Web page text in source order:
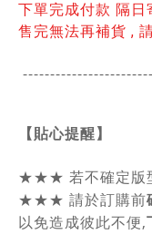
下單完成付款 隔日
售完無法再補貨 ,
【貼心提醒】
★★★ 若不確定版
★★★ 請於訂購前
以免造成彼此不便,